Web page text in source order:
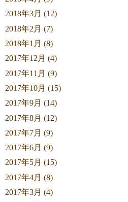
2018年3月 (12)
2018年2月 (7)
2018年1月 (8)
2017年12月 (4)
2017年11月 (9)
2017年10月 (15)
2017年9月 (14)
2017年8月 (12)
2017年7月 (9)
2017年6月 (9)
2017年5月 (15)
2017年4月 (8)
2017年3月 (4)